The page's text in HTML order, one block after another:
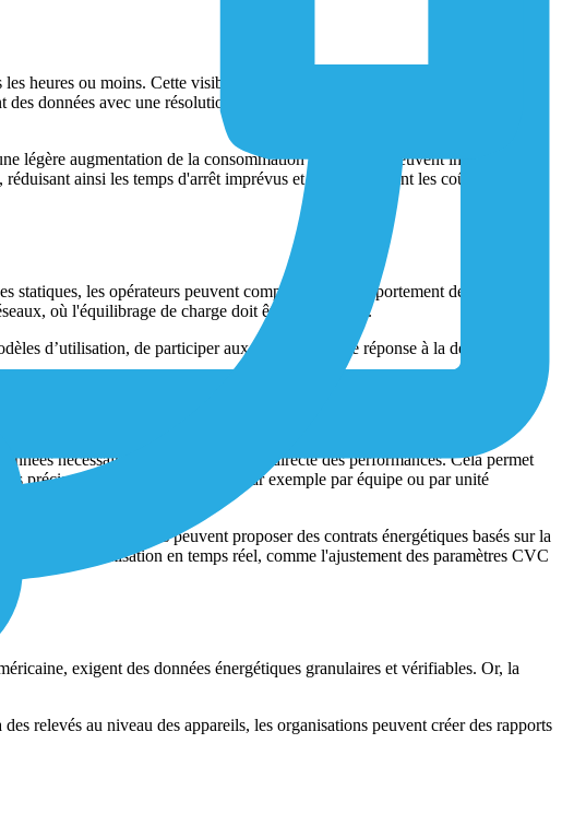
heures ou moins. Cette visibilité limitée rend difficile la détection précoce
données avec une résolution beaucoup plus fine, parfois à des intervalles
légère augmentation de la consommation de courant, peuvent indiquer une
ainsi les temps d'arrêt imprévus et potentiellement les coûts de
statiques, les opérateurs peuvent comprendre le comportement des bâtiments
où l'équilibrage de charge doit être dynamique.
d’utilisation, de participer aux programmes de réponse à la demande et de
nécessaires à une comparaison directe des performances. Cela permet
précise des coûts énergétiques, par exemple par équipe ou par unité
d'installations peuvent proposer des contrats énergétiques basés sur la
d'optimisation en temps réel, comme l'ajustement des paramètres CVC
exigent des données énergétiques granulaires et vérifiables. Or, la
relevés au niveau des appareils, les organisations peuvent créer des rapports